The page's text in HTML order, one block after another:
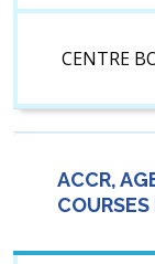
CENTRE
ACCR,
COURSES